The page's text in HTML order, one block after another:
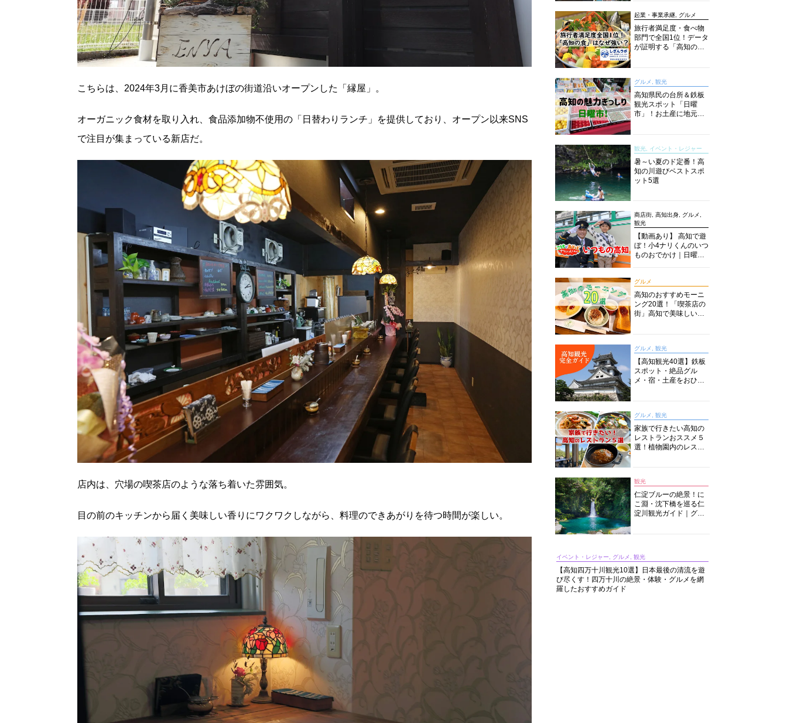
こちらは、2024年3月に香美市あけぼの街道沿いオープンした「縁屋」。
オーガニック食材を取り入れ、食品添加物不使用の「日替わりランチ」を提供しており、オープン以来SNS
で注目が集まっている新店だ。
店内は、穴場の喫茶店のような落ち着いた雰囲気。
目の前のキッチンから届く美味しい香りにワクワクしながら、料理のできあがりを待つ時間が楽しい。
起業・事業承継, グルメ
旅行者満足度・食べ物
部門で全国1位！データ
が証明する「高知の
グルメ, 観光
高知県民の台所＆鉄板
観光スポット「日曜
市」！お土産に地元野
説！
観光, イベント・レジャー
暑～い夏のド定番！高
知の川遊びベストスポ
ット5選
商店街, 高知出身, グルメ,
観光
【動画あり】 高知で遊
ぼ！小4ナリくんのいつ
ものおでかけ｜日曜市
グルメ
高知のおすすめモーニ
ング20選！「喫茶店の
街」高知で美味しい喫
グルメ, 観光
【高知観光40選】鉄板
スポット・絶品グル
メ・宿・土産をおひと
グルメ, 観光
家族で行きたい高知の
レストランおススメ５
選！植物園内のレスト
観光
仁淀ブルーの絶景！に
こ淵・沈下橋を巡る仁
淀川観光ガイド｜グル
イベント・レジャー, グルメ, 観光
【高知四万十川観光10選】日本最後の清流を遊
び尽くす！四万十川の絶景・体験・グルメを網
羅したおすすめガイド